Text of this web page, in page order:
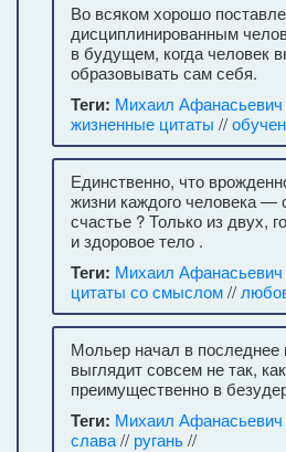
Во всяком хорошо
дисциплинированным
в будущем, когда человек
образовывать сам себя.
Теги: Михаил Афанасьевич
жизненные цитаты //
Единственно, что
жизни каждого человека —
счастье ? Только из двух,
и здоровое тело .
Теги: Михаил Афанасьевич
цитаты со смыслом//
Мольер начал в последнее
выглядит совсем не так,
преимущественно в
Теги: Михаил Афанасьевич
слава// ругань//